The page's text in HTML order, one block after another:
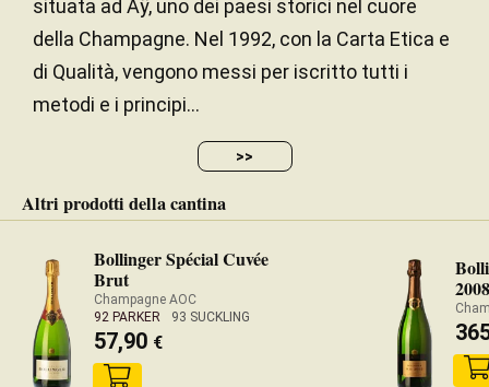
situata ad Aÿ, uno dei paesi storici nel cuore
della Champagne. Nel 1992, con la Carta Etica e
di Qualità, vengono messi per iscritto tutti i
metodi e i principi...
>>
Altri prodotti della cantina
Bollinger Spécial Cuvée
Brut
Champagne AOC
92 PARKER
93 SUCKLING
57,90 €
2008